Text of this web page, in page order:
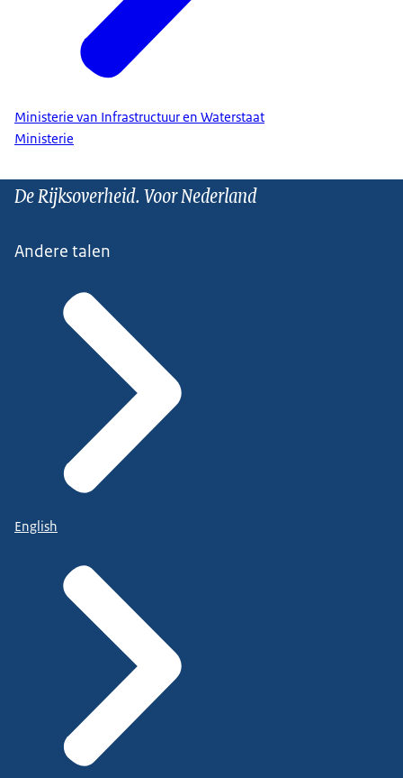
Ministerie van Infrastructuur en Waterstaat
Ministerie
De Rijksoverheid. Voor Nederland
Andere talen
English